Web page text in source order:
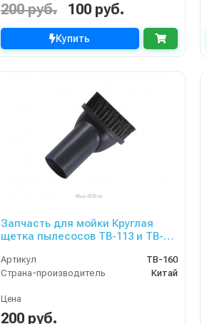
200 руб. 100 руб.
Купить
Запчасть для мойки Круглая
щетка пылесосов TB-113 и TB-
Артикул
TB-160
Страна-производитель
Китай
Цена
200 руб.